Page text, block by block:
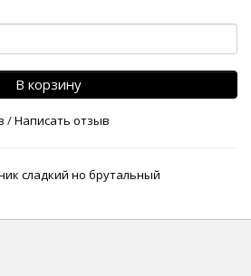
В корзину
/Написать отзыв
сладкий но брутальный